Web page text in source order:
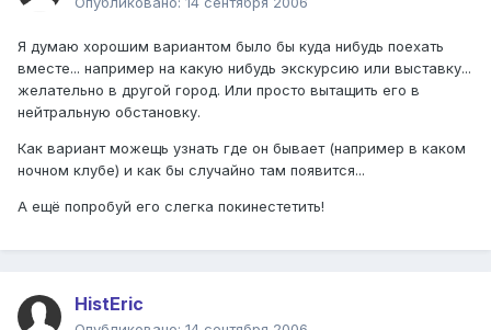
Я думаю хорошим вариантом было бы куда нибудь поехать
вместе... например на какую нибудь экскурсию или выставку...
желательно в другой город. Или просто вытащить его в
нейтральную обстановку.
Как вариант можещь узнать где он бывает (например в каком
ночном клубе) и как бы случайно там появится...
А ещё попробуй его слегка покинестетить!
HistEric